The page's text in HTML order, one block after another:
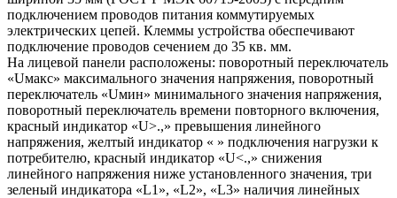
подключением проводов питания коммутируемых
электрических цепей. Клеммы устройства обеспечивают
подключение проводов сечением до 35 кв. мм.
На лицевой панели расположены: поворотный переключатель
«Uмакс» максимального значения напряжения, поворотный
переключатель «Uмин» минимального значения напряжения,
поворотный переключатель времени повторного включения,
красный индикатор «U>.,» превышения линейного
напряжения, желтый индикатор « » подключения нагрузки к
потребителю, красный индикатор «U<.,» снижения
линейного напряжения ниже установленного значения, три
зеленый индикатора «L1», «L2», «L3» наличия линейных